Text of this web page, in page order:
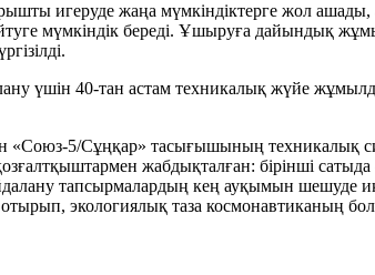
игеруде жаңа мүмкіндіктерге жол
мүмкіндік береді. Ұшыруға дайындық
үшін 40-тан астам техникалық жүйе
«Союз-5/Сұңқар» тасығышының техникалық
қозғалтқыштармен жабдықталған: бірінші
тапсырмалардың кең ауқымын шешуде
экологиялық таза космонавтиканың